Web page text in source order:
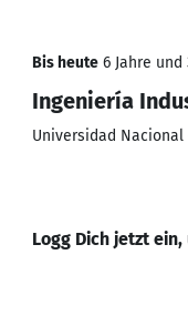
Bis heute 6 Jahre
Ingeniería
Universidad Nacional
Logg Dich jetzt